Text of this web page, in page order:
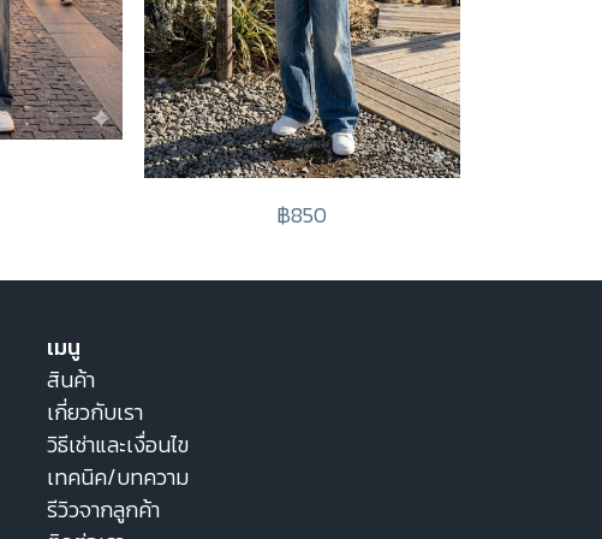
฿850
เมนู
สินค้า
เกี่ยวกับเรา
วิธีเช่าและเงื่อนไข
เทคนิค/บทความ
รีวิวจากลูกค้า